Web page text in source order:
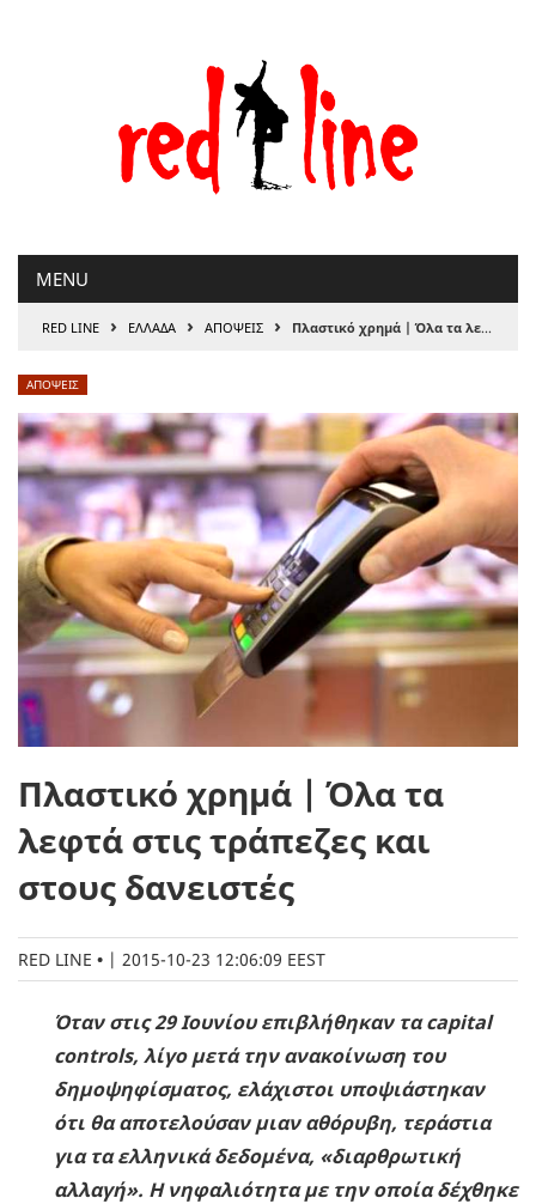
MENU
RED LINE › ΕΛΛΑΔΑ › ΑΠΟΨΕΙΣ › Πλαστικό χρημά | Όλα τα λεφτά στις τράπεζες και στους δανειστές
ΑΠΟΨΕΙΣ
Πλαστικό χρημά | Όλα τα
λεφτά στις τράπεζες και
στους δανειστές
RED LINE | 2015-10-23 12:06:09 EEST
Όταν στις 29 Ιουνίου επιβλήθηκαν ταcapital
controls, λίγο μετά την ανακοίνωση του
δημοψηφίσματος, ελάχιστοι υποψιάστηκαν
ότι θα αποτελούσαν μιαν αθόρυβη, τεράστια
για τα ελληνικά δεδομένα, «διαρθρωτική
αλλαγή». Η νηφαλιότητα με την οποία δέχθηκε